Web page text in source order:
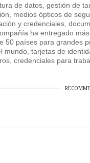
de datos, gestión de
medios ópticos de
y credenciales,
ha entregado
50 países para grandes
mundo, tarjetas de
credenciales para